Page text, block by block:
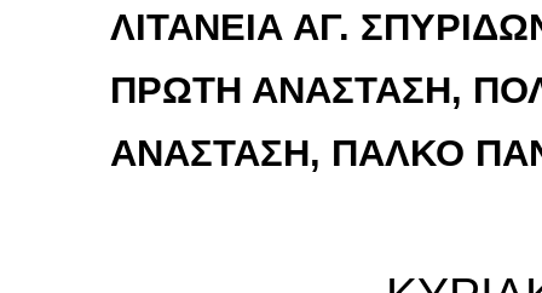
ΛΙΤΑΝΕΙΑ ΑΓ.
ΠΡΩΤΗ ΑΝΑΣΤΑΣΗ,
ΑΝΑΣΤΑΣΗ, ΠΑΛΚΟ